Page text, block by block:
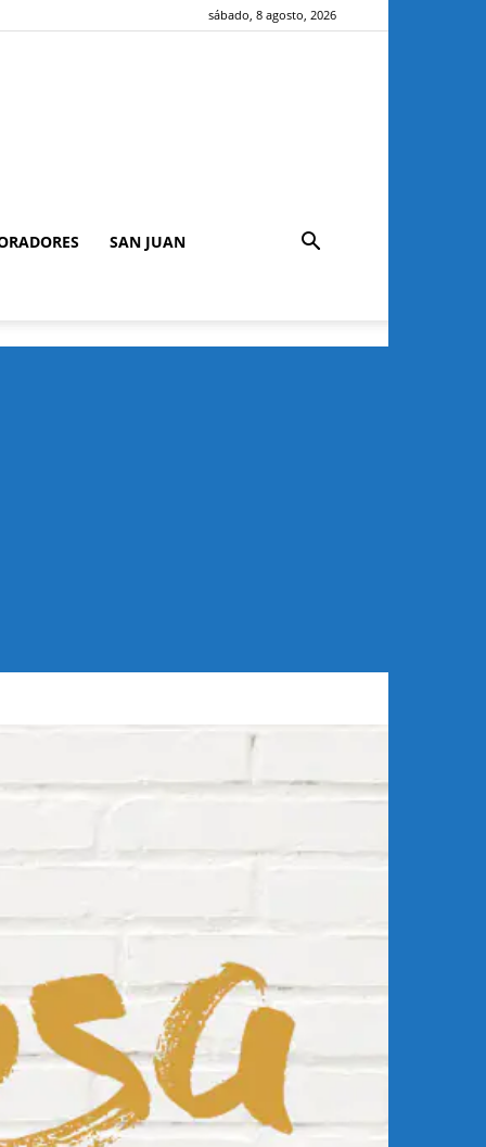
sábado, 8 agosto, 2026
SAN JUAN